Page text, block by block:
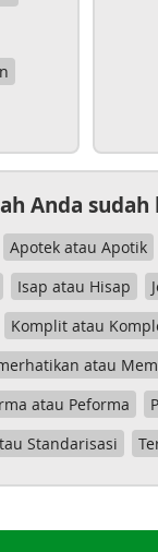
Anda sudah
Apotek atau Apotik
Isap atau Hisap
Komplit atau
atau
atau Peforma
Standarisasi